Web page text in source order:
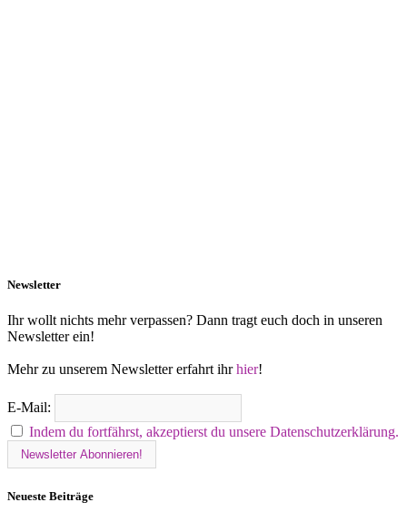
Newsletter
Ihr wollt nichts mehr verpassen? Dann tragt euch doch in unseren
Newsletter ein!
Mehr zu unserem Newsletter erfahrt ihrhier!
E-Mail:
Indem du fortfährst, akzeptierst du unsere Datenschutzerklärung.
Neueste Beiträge